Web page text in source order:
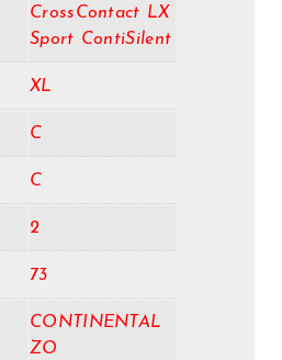
CrossContact LX
Sport ContiSilent
XL
C
C
2
73
CONTINENTAL
ZO